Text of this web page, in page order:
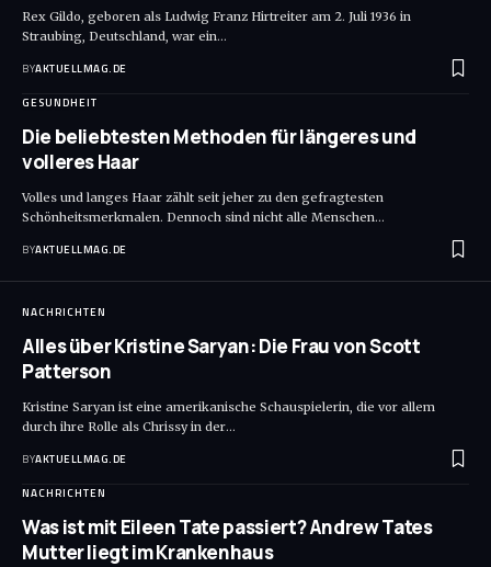
Rex Gildo, geboren als Ludwig Franz Hirtreiter am 2. Juli 1936 in
Straubing, Deutschland, war ein…
BYAKTUELLMAG.DE
GESUNDHEIT
Die beliebtesten Methoden für längeres und
volleres Haar
Volles und langes Haar zählt seit jeher zu den gefragtesten
Schönheitsmerkmalen. Dennoch sind nicht alle Menschen…
BYAKTUELLMAG.DE
NACHRICHTEN
Alles über Kristine Saryan: Die Frau von Scott
Patterson
Kristine Saryan ist eine amerikanische Schauspielerin, die vor allem
durch ihre Rolle als Chrissy in der…
BYAKTUELLMAG.DE
NACHRICHTEN
Was ist mit Eileen Tate passiert? Andrew Tates
Mutter liegt im Krankenhaus